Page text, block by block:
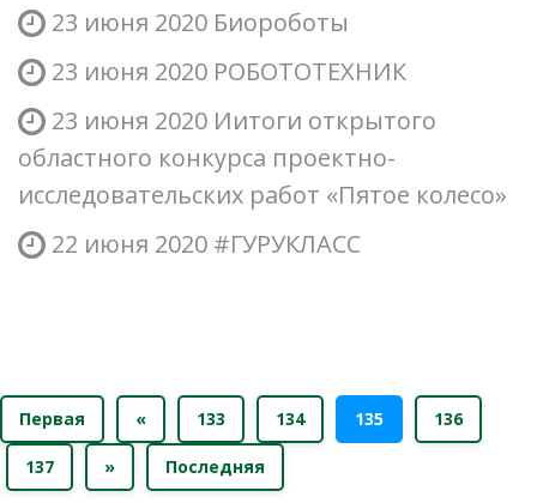
23 июня 2020 Биороботы
23 июня 2020 РОБОТОТЕХНИК
23 июня 2020 Иитоги открытого
областного конкурса проектно-
исследовательских работ «Пятое колесо»
22 июня 2020 #ГУРУКЛАСС
Первая « 133 134 135 136
137 » Последняя